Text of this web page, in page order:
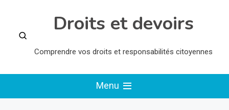
content
Droits et devoirs
Comprendre vos droits et responsabilités citoyennes
Menu